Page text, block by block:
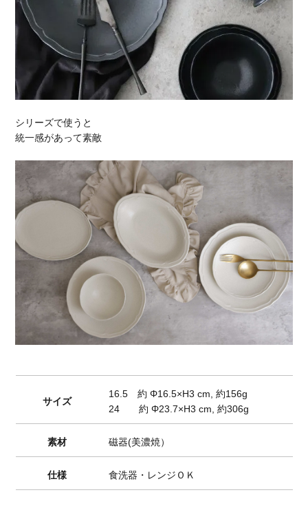
シリーズで使うと
統一感があって素敵
サイズ
16.5 約 Φ16.5×H3 cm, 約156g
24 約 Φ23.7×H3 cm, 約306g
素材 磁器(美濃焼）
仕様 食洗器・レンジＯＫ